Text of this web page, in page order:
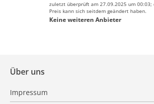
zuletzt überprüft am 27.09.2025 um 00:03;
Preis kann sich seitdem geändert haben.
Keine weiteren Anbieter
Über uns
Impressum